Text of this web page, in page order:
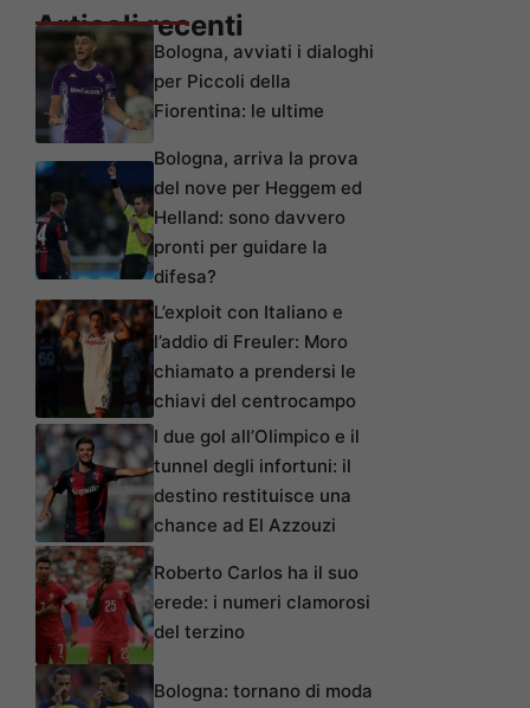
Articoli recenti
Bologna, avviati i dialoghi
per Piccoli della
Fiorentina: le ultime
Bologna, arriva la prova
del nove per Heggem ed
Helland: sono davvero
pronti per guidare la
difesa?
L’exploit con Italiano e
l’addio di Freuler: Moro
chiamato a prendersi le
chiavi del centrocampo
I due gol all’Olimpico e il
tunnel degli infortuni: il
destino restituisce una
chance ad El Azzouzi
Roberto Carlos ha il suo
erede: i numeri clamorosi
del terzino
Bologna: tornano di moda